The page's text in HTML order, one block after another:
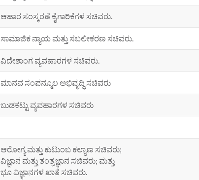
ಆಹಾರ ಸಂಸ್ಕರಣೆ ಕೈಗಾರಿಕೆಗಳ ಸಚಿವರು.
ಸಾಮಾಜಿಕ ನ್ಯಾಯ ಮತ್ತು ಸಬಲೀಕರಣ ಸಚಿವರು.
ವಿದೇಶಾಂಗ ವ್ಯವಹಾರಗಳ ಸಚಿವರು.
ಮಾನವ ಸಂಪನ್ಮೂಲ ಅಭಿವೃದ್ಧಿ ಸಚಿವರು
ಬುಡಕಟ್ಟು ವ್ಯವಹಾರಗಳ ಸಚಿವರು
ಆರೋಗ್ಯ ಮತ್ತು ಕುಟುಂಬ ಕಲ್ಯಾಣ ಸಚಿವರು;
ವಿಜ್ಞಾನ ಮತ್ತು ತಂತ್ರಜ್ಞಾನ ಸಚಿವರು; ಮತ್ತು
ಭೂ ವಿಜ್ಞಾನಗಳ ಖಾತೆ ಸಚಿವರು.